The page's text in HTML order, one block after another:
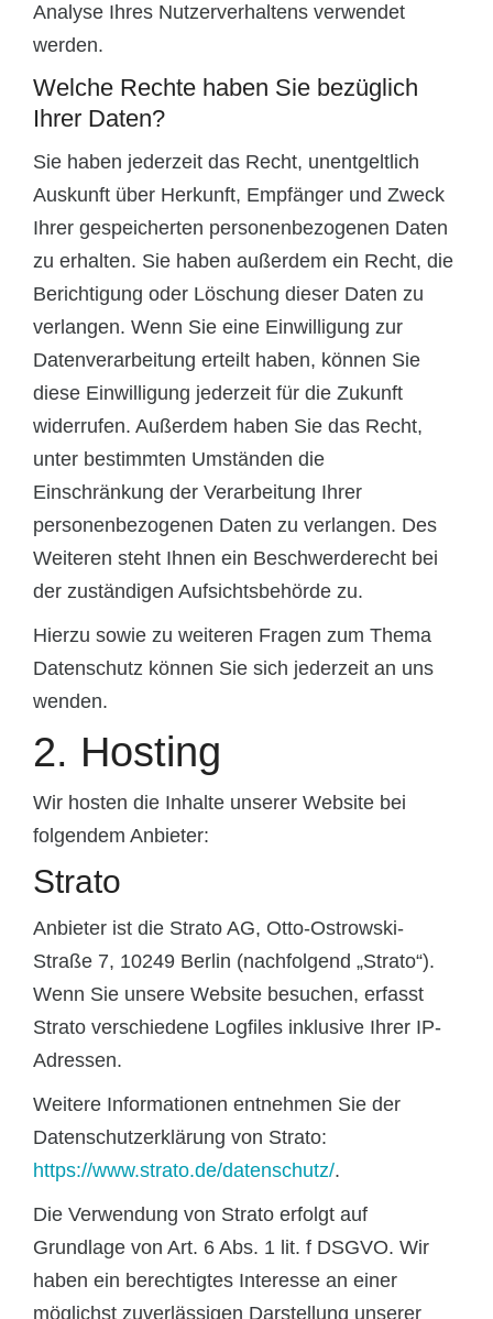
Analyse Ihres Nutzerverhaltens verwendet
werden.
Welche Rechte haben Sie bezüglich
Ihrer Daten?
Sie haben jederzeit das Recht, unentgeltlich
Auskunft über Herkunft, Empfänger und Zweck
Ihrer gespeicherten personenbezogenen Daten
zu erhalten. Sie haben außerdem ein Recht, die
Berichtigung oder Löschung dieser Daten zu
verlangen. Wenn Sie eine Einwilligung zur
Datenverarbeitung erteilt haben, können Sie
diese Einwilligung jederzeit für die Zukunft
widerrufen. Außerdem haben Sie das Recht,
unter bestimmten Umständen die
Einschränkung der Verarbeitung Ihrer
personenbezogenen Daten zu verlangen. Des
Weiteren steht Ihnen ein Beschwerderecht bei
der zuständigen Aufsichtsbehörde zu.
Hierzu sowie zu weiteren Fragen zum Thema
Datenschutz können Sie sich jederzeit an uns
wenden.
2. Hosting
Wir hosten die Inhalte unserer Website bei
folgendem Anbieter:
Strato
Anbieter ist die Strato AG, Otto-Ostrowski-
Straße 7, 10249 Berlin (nachfolgend „Strato“).
Wenn Sie unsere Website besuchen, erfasst
Strato verschiedene Logfiles inklusive Ihrer IP-
Adressen.
Weitere Informationen entnehmen Sie der
Datenschutzerklärung von Strato:
https://www.strato.de/datenschutz/.
Die Verwendung von Strato erfolgt auf
Grundlage von Art. 6 Abs. 1 lit. f DSGVO. Wir
haben ein berechtigtes Interesse an einer
möglichst zuverlässigen Darstellung unserer